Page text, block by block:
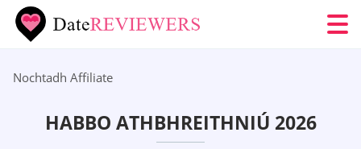
Nochtadh Affiliate
HABBO ATHBHREITHNIÚ 2026